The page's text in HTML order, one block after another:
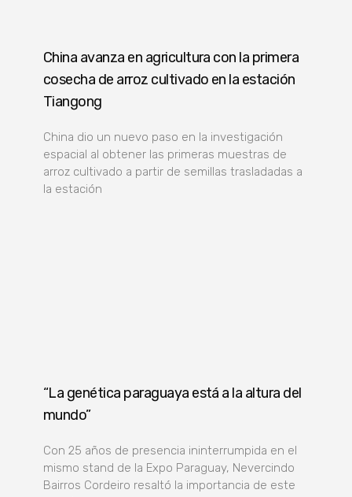
China avanza en agricultura con la primera
cosecha de arroz cultivado en la estación
Tiangong
China dio un nuevo paso en la investigación
espacial al obtener las primeras muestras de
arroz cultivado a partir de semillas trasladadas a
la estación
“La genética paraguaya está a la altura del
mundo”
Con 25 años de presencia ininterrumpida en el
mismo stand de la Expo Paraguay, Nevercindo
Bairros Cordeiro resaltó la importancia de este